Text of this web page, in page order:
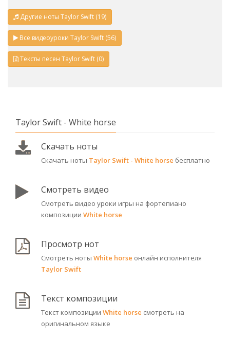
Другие ноты Taylor Swift (19)
Все видеоуроки Taylor Swift (56)
Тексты песен Taylor Swift (0)
Taylor Swift - White horse
Скачать ноты
Скачать ноты Taylor Swift - White horse бесплатно
Смотреть видео
Смотреть видео уроки игры на фортепиано
композиции White horse
Просмотр нот
Смотреть ноты White horse онлайн исполнителя
Taylor Swift
Текст композиции
Текст композиции White horse смотреть на
оригинальном языке